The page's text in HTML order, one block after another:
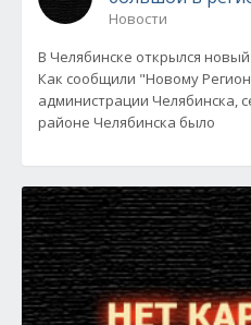
Новости
В Челябинске открылся
Как сообщили "Новому
администрации Челябинска,
районе Челябинска было